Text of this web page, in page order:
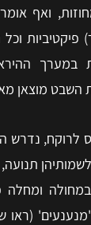
ואף
וכל
במערך
השבט מוצאן
לרוקח, נדרש
תנועה,
ומחלה
(ראו